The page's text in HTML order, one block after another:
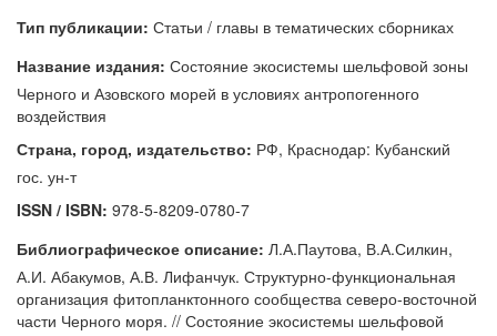
Тип публикации: Статьи / главы в тематических сборниках
Название издания: Состояние экосистемы шельфовой зоны
Черного и Азовского морей в условиях антропогенного
воздействия
Страна, город, издательство: РФ, Краснодар: Кубанский
гос. ун-т
ISSN / ISBN: 978-5-8209-0780-7
Библиографическое описание: Л.А.Паутова, В.А.Силкин,
А.И. Абакумов, А.В. Лифанчук. Структурно-функциональная
организация фитопланктонного сообщества северо-восточной
части Черного моря. // Состояние экосистемы шельфовой